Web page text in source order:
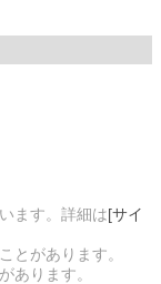
ます。詳細は[サイ
とがあります。
あります。